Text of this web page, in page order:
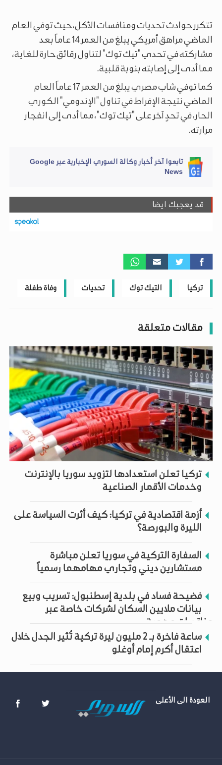
تتكرر حوادث تحديات ومنافسات الأكل، حيث توفي العام
الماضي مراهق أمريكي يبلغ من العمر 14 عاماً بعد
مشاركته في تحدي "تيك توك" لتناول رقائق حارة للغاية،
مما أدى إلى إصابته بنوبة قلبية.
كما توفي شاب مصري يبلغ من العمر 17 عاماً العام
الماضي نتيجة الإفراط في تناول "الإندومي" الكوري
الحار، في تحدٍ آخر على "تيك توك"، مما أدى إلى انفجار
مرارته.
تابعوا آخر أخبار وكالة السوري الإخبارية عبر Google
News
قد يعجبك ايضا
تركيا التيك توك تحديات وفاة طفلة
مقالات متعلقة
تركيا تعلن استعدادها لتزويد سوريا بالإنترنت
وخدمات الأقمار الصناعية
أزمة اقتصادية في تركيا: كيف أثرت السياسة على
الليرة والبورصة؟
السفارة التركية في سوريا تعلن مباشرة
مستشارين ديني وتجاري مهامهما رسمياً
فضيحة فساد في بلدية إسطنبول: تسريب وبيع
بيانات ملايين السكان لشركات خاصة عبر
مناقصات وهمية
ساعة فاخرة بـ 2 مليون ليرة تركية تُثير الجدل خلال
اعتقال أكرم إمام أوغلو
العودة الى الأعلى